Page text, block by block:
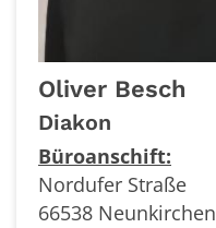
Oliver Besch
Diakon
Büroanschift:
Nordufer Straße
66538 Neunkirchen